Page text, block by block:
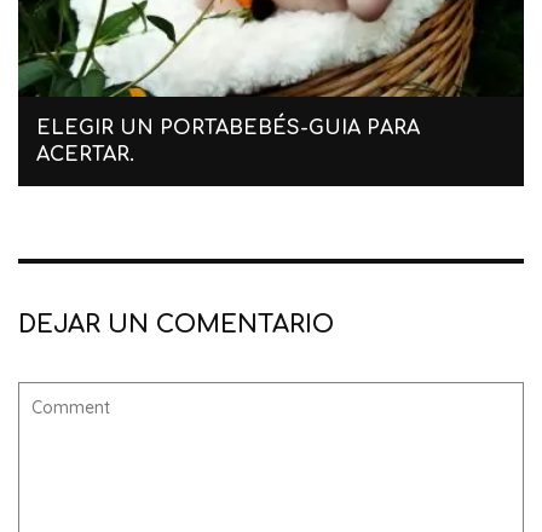
ELEGIR UN PORTABEBÉS-GUIA PARA
ACERTAR.
DEJAR UN COMENTARIO